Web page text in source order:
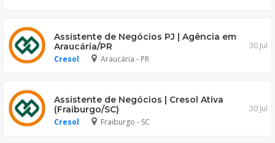
Assistente de Negócios PJ | Agência em
Araucária/PR
Cresol Araucária - PR
30 Jul
Assistente de Negócios | Cresol Ativa
(Fraiburgo/SC)
Cresol Fraiburgo - SC
30 Jul